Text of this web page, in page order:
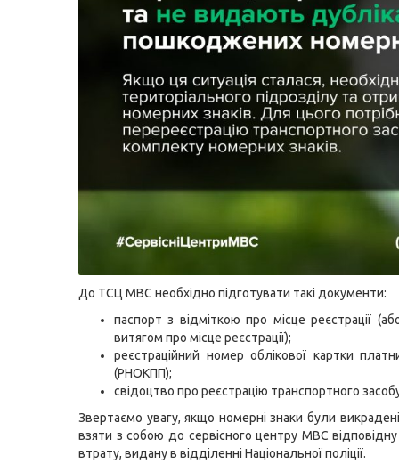
До ТСЦ МВС необхідно підготувати такі документи:
паспорт з відміткою про місце реєстрації
витягом про місце реєстрації);
реєстраційний номер облікової картки
(РНОКПП);
свідоцтво про реєстрацію транспортного
Звертаємо увагу, якщо номерні знаки були
взяти з собою до сервісного центру МВС
втрату, видану в відділенні Національної поліції.